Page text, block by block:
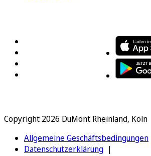
Copyright 2026 DuMont Rheinland, Köln
Allgemeine Geschäftsbedingungen
Datenschutzerklärung